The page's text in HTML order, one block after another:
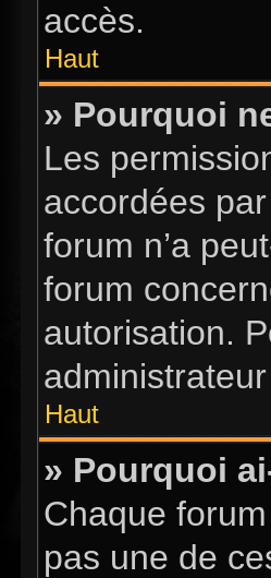
accès.
Haut
» Pourquoi
Les
accordées
forum n’a
forum
autorisation.
Haut
» Pourquoi
Chaque
pas une de